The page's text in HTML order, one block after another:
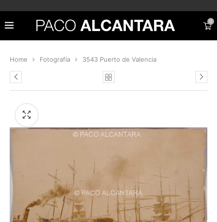
0
Home Fotografía 3543 Puerto de Valencia